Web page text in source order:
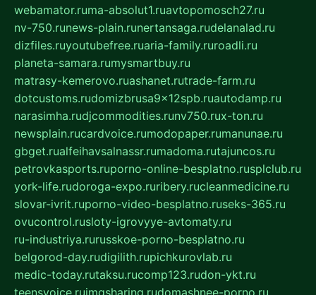
webamator.ruma-absolut1.ruavtopomosch27.ru
nv-750.runews-plain.runertansaga.rudelanalad.ru
dizfiles.ruyoutubefree.ruaria-family.ruroadli.ru
planeta-samara.rumysmartbuy.ru
matrasy-kemerovo.ruashanet.rutrade-farm.ru
dotcustoms.rudomizbrusa9x12spb.ruautodamp.ru
narasimha.rudjcommodities.runv750.rux-ton.ru
newsplain.rucardvoice.rumodopaper.rumanunae.ru
gbget.rualfeihavsalnassr.rumadoma.rutajuncos.ru
petrovkasports.ruporno-online-besplatno.rusplclub.ru
york-life.rudoroga-expo.ruribery.rucleanmedicine.ru
slovar-ivrit.ruporno-video-besplatno.ruseks-365.ru
ovucontrol.rusloty-igrovyye-avtomaty.ru
ru-industriya.rurusskoe-porno-besplatno.ru
belgorod-day.rudigilith.rupichkurovlab.ru
medic-today.rutaksu.rucomp123.rudon-ykt.ru
teensvoice.ruimgsharing.rudomashnee-porno.ru